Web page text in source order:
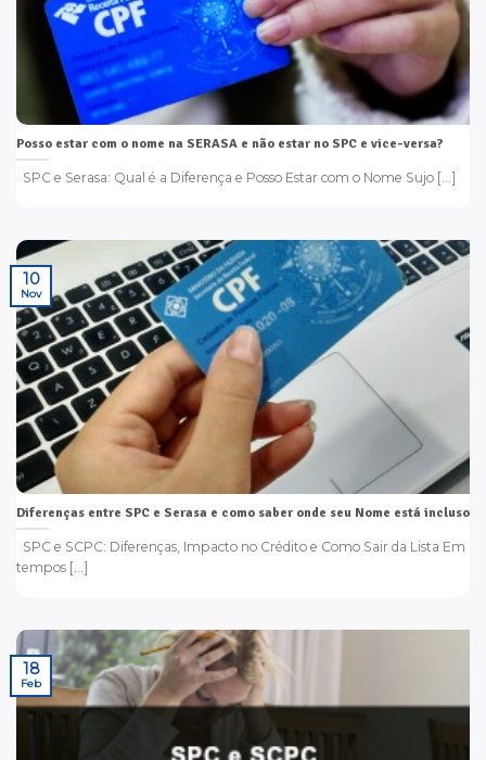
Posso estar com o nome na SERASA e não estar no SPC e vice-versa?
SPC e Serasa: Qual é a Diferença e Posso Estar com o Nome Sujo [...]
Diferenças entre SPC e Serasa e como saber onde seu Nome está incluso
SPC e SCPC: Diferenças, Impacto no Crédito e Como Sair da Lista Em
tempos [...]
10
Nov
18
Feb